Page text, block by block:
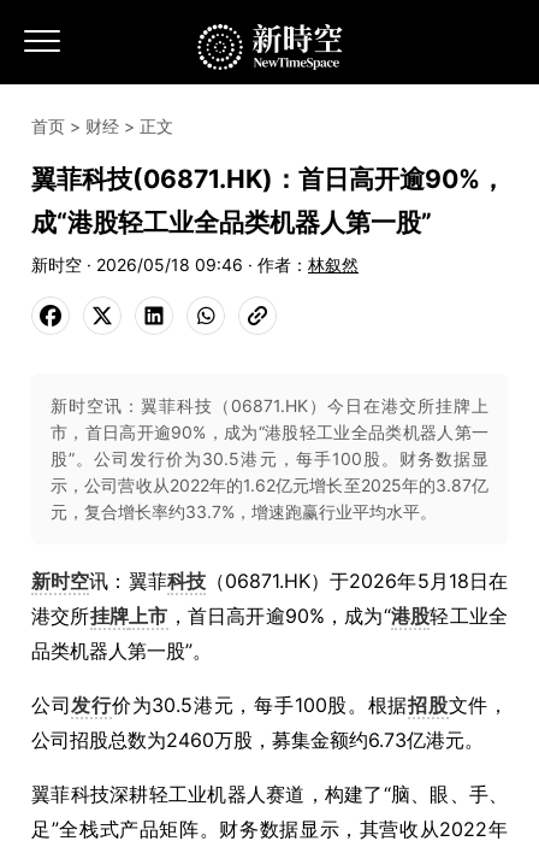
首页 > 财经 > 正文
翼菲科技(06871.HK)：首日高开逾90%，
成“港股轻工业全品类机器人第一股”
新时空 · 2026/05/18 09:46 · 作者： 林叙然
新时空讯：翼菲科技（06871.HK）今日在港交所挂牌上
市，首日高开逾90%，成为“港股轻工业全品类机器人第一
股”。公司发行价为30.5港元，每手100股。财务数据显
示，公司营收从2022年的1.62亿元增长至2025年的3.87亿
元，复合增长率约33.7%，增速跑赢行业平均水平。
新时空讯：翼菲科技（06871.HK）于2026年5月18日在
港交所挂牌上市 ，首日高开逾90%，成为“港股轻工业全
品类机器人第一股”。
公司发行价为30.5港元，每手100股。根据招股文件，
公司招股总数为2460万股，募集金额约6.73亿港元。
翼菲科技深耕轻工业机器人赛道，构建了“脑、眼、手、
足”全栈式产品矩阵。财务数据显示，其营收从2022年